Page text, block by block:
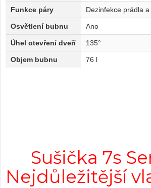
Funkce páry Dezinfekce prádla
Osvětlení bubnu Ano
Úhel otevření dveří 135°
Objem bubnu 76 l
Sušička 7s
Nejdůležitější